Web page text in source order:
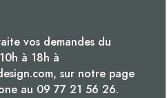
vos demandes du
à 18h à
sur notre page
au 09 77 21 56 26.